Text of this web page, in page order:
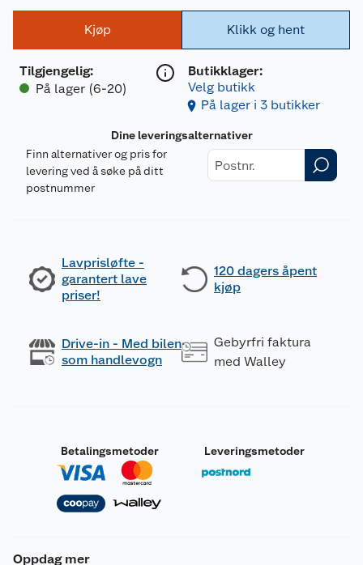
Kjøp
Tilgjengelig:
På lager (6-20)
Klikk og hent
Butikklager:
Velg butikk
På lager i 3 butikker
Dine leveringsalternativer
Finn alternativer og pris for
levering ved å søke på ditt
postnummer
Lavprisløfte -
garantert lave
priser!
120 dagers åpent
kjøp
Drive-in - Med bilen
som handlevogn
Gebyrfri faktura
med Walley
Betalingsmetoder Leveringsmetoder
Oppdag mer